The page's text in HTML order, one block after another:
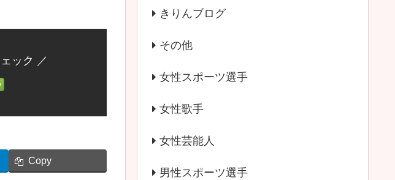
ック ／
Copy
きりんブログ
その他
女性スポーツ選手
女性歌手
女性芸能人
男性スポーツ選手